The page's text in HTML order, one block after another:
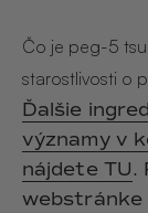
Čo je peg-5
starostlivosti o
Ďalšie
významy v
nájdete TU.
webstránke
€29,90
MUCUMU
Candle
ROUGE
€24,90
Hand
Nail Oil
Candles
Sety